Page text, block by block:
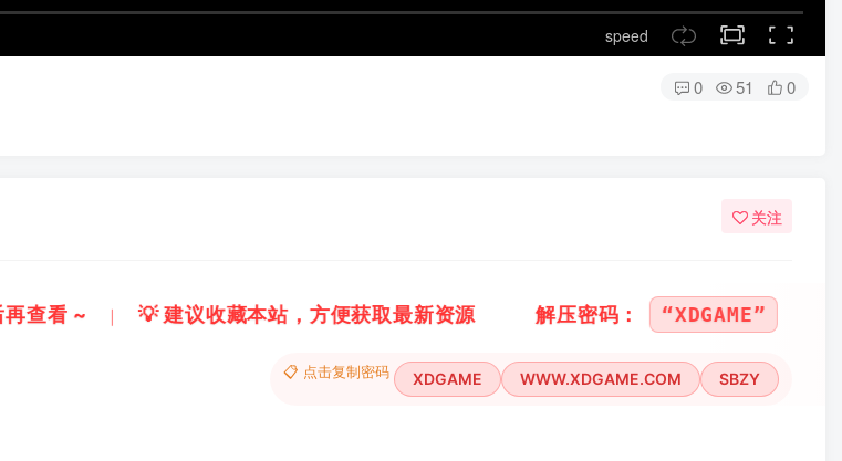
speed
0 51 0
关注
解压密码： “XDGAME” 或 “WWW.XDGAME.COM” 或 “SBZY”
📋 点击复制密码 XDGAME WWW.XDGAME.COM SBZY